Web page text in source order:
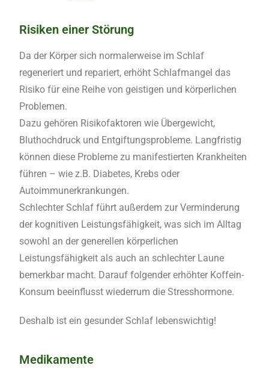
Risiken einer Störung
Da der Körper sich normalerweise im Schlaf
regeneriert und repariert, erhöht Schlafmangel das
Risiko für eine Reihe von geistigen und körperlichen
Problemen.
Dazu gehören Risikofaktoren wie Übergewicht,
Bluthochdruck und Entgiftungsprobleme. Langfristig
können diese Probleme zu manifestierten Krankheiten
führen – wie z.B. Diabetes, Krebs oder
Autoimmunerkrankungen.
Schlechter Schlaf führt außerdem zur Verminderung
der kognitiven Leistungsfähigkeit, was sich im Alltag
sowohl an der generellen körperlichen
Leistungsfähigkeit als auch an schlechter Laune
bemerkbar macht. Darauf folgender erhöhter Koffein-
Konsum beeinflusst wiederrum die Stresshormone.
Deshalb ist ein gesunder Schlaf lebenswichtig!
Medikamente